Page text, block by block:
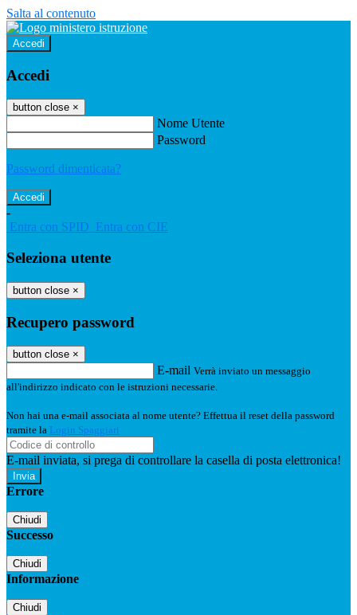
Salta al contenuto
Accedi
Accedi
button close ×
Nome Utente
Password
Password dimenticata?
-
Entra con SPID Entra con CIE
Seleziona utente
button close ×
Recupero password
button close ×
E-mail Verrà inviato un messaggio
all'indirizzo indicato con le istruzioni necessarie.
Non hai una e-mail associata al nome utente? Effettua il reset della password
tramite la Login Spaggiari
E-mail inviata, si prega di controllare la casella di posta elettronica!
Errore
Chiudi
Successo
Chiudi
Informazione
Chiudi